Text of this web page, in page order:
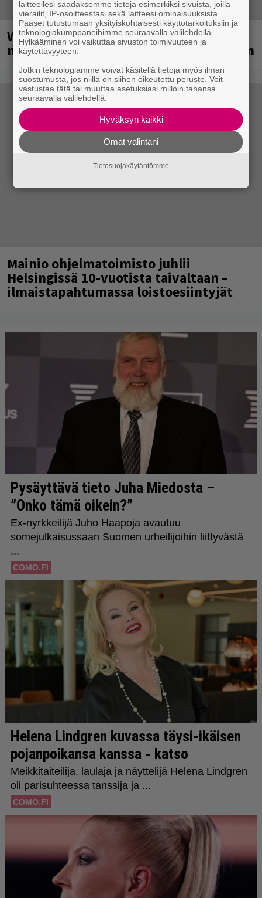
Weezer palaa Suomeen yli
neljännesvuosisadan odotuksen jälkeen
Mainio ohjelmatoimisto juhlii
Helsingissä 10-vuotista taivaltaan –
ilmaistapahtumassa loistoesiintyjät
laitteellesi saadaksemme tietoja esimerkiksi sivuista, joilla
vierailit, IP-osoitteestasi sekä laitteesi ominaisuuksista.
Pääset tutustumaan yksityiskohtaisesti käyttötarkoituksiin ja
teknologiakumppaneihimme seuraavalla välilehdellä.
Hylkääminen voi vaikuttaa sivuston toimivuuteen ja
käytettävyyteen.
Jotkin teknologiamme voivat käsitellä tietoja myös ilman
suostumusta, jos niillä on siihen oikeutettu peruste. Voit
vastustaa tätä tai muuttaa asetuksiasi milloin tahansa
seuraavalla välilehdellä.
Hyväksyn kaikki
Omat valintani
Tietosuojakäytäntömme